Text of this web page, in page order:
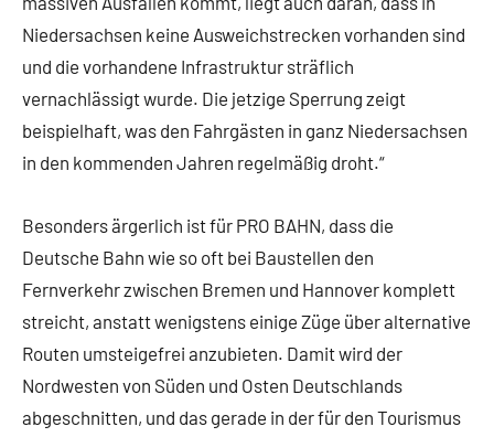
Niedersachsen keine Ausweichstrecken vorhanden sind
und die vorhandene Infrastruktur sträflich
vernachlässigt wurde. Die jetzige Sperrung zeigt
beispielhaft, was den Fahrgästen in ganz Niedersachsen
in den kommenden Jahren regelmäßig droht.“
Besonders ärgerlich ist für PRO BAHN, dass die
Deutsche Bahn wie so oft bei Baustellen den
Fernverkehr zwischen Bremen und Hannover komplett
streicht, anstatt wenigstens einige Züge über alternative
Routen umsteigefrei anzubieten. Damit wird der
Nordwesten von Süden und Osten Deutschlands
abgeschnitten, und das gerade in der für den Tourismus